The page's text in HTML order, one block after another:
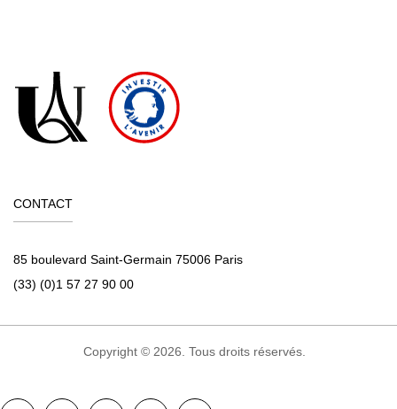
CONTACT
85 boulevard Saint-Germain 75006 Paris
(33) (0)1 57 27 90 00
Copyright © 2026. Tous droits réservés.